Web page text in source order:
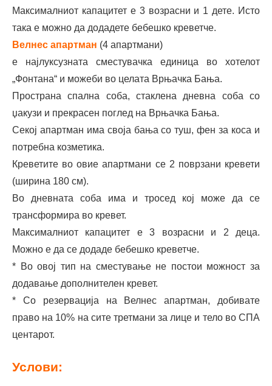
Максималниот капацитет е 3 возрасни и 1 дете. Исто
така е можно да додадете бебешко креветче.
Велнес апартман (4 апартмани)
е најлуксузната сместувачка единица во хотелот
„Фонтана“ и можеби во целата Врњачка Бања.
Пространа спална соба, стаклена дневна соба со
џакузи и прекрасен поглед на Врњачка Бања.
Секој апартман има своја бања со туш, фен за коса и
потребна козметика.
Креветите во овие апартмани се 2 поврзани кревети
(ширина 180 см).
Во дневната соба има и тросед кој може да се
трансформира во кревет.
Максималниот капацитет е 3 возрасни и 2 деца.
Можно е да се додаде бебешко креветче.
* Во овој тип на сместување не постои можност за
додавање дополнителен кревет.
* Со резервација на Велнес апартман, добивате
право на 10% на сите третмани за лице и тело во СПА
центарот.
Услови: